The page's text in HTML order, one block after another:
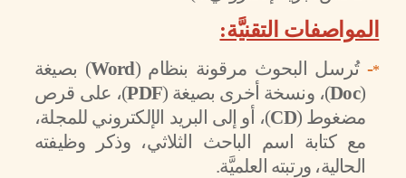
المواصفات التقنيَّة:
*
- تُرسل البحوث مرقونة بنظام (Word) بصيغة
(
Doc)، ونسخة أخرى بصيغة (PDF)، على قرص
مضغوط (CD)، أو إلى البريد الإلكتروني للمجلة،
مع كتابة اسم الباحث الثلاثي، وذكر وظيفته
الحالية، ورتبته العلميَّة.